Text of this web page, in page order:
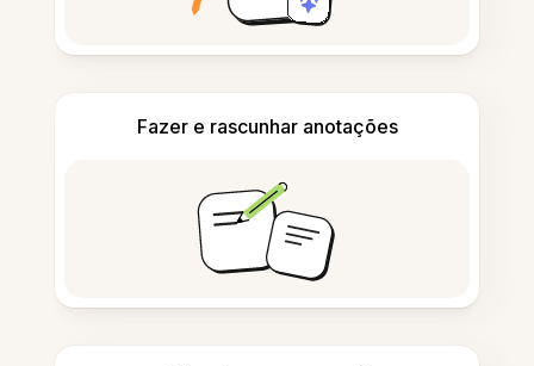
Fazer e rascunhar anotações